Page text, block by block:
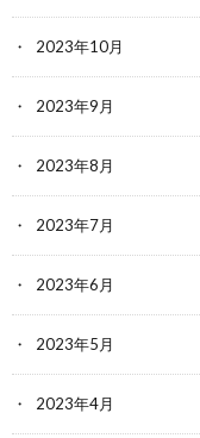
2023年10月
2023年9月
2023年8月
2023年7月
2023年6月
2023年5月
2023年4月